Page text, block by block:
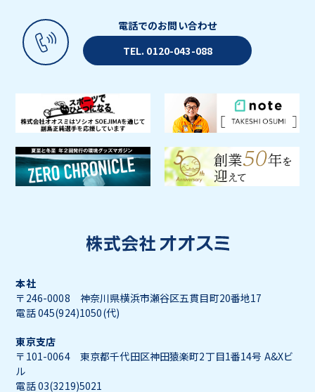
電話でのお問い合わせ
TEL. 0120-043-088
本社
〒246-0008 神奈川県横浜市瀬谷区五貫目町20番地17
電話 045(924)1050(代)
東京支店
〒101-0064 東京都千代田区神田猿楽町2丁目1番14号 A&Xビ
ル
電話 03(3219)5021